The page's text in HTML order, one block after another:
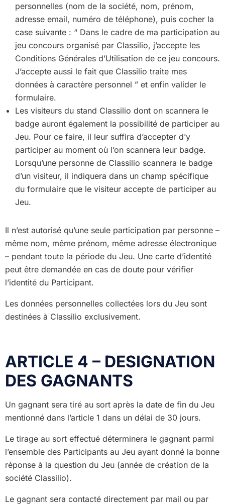
personnelles (nom de la société, nom, prénom,
adresse email, numéro de téléphone), puis cocher la
case suivante : “ Dans le cadre de ma participation au
jeu concours organisé par Classilio, j’accepte les
Conditions Générales d’Utilisation de ce jeu concours.
J’accepte aussi le fait que Classilio traite mes
données à caractère personnel ” et enfin valider le
formulaire.
Les visiteurs du stand Classilio dont on scannera le
badge auront également la possibilité de participer au
Jeu. Pour ce faire, il leur suffira d’accepter d’y
participer au moment où l’on scannera leur badge.
Lorsqu’une personne de Classilio scannera le badge
d’un visiteur, il indiquera dans un champ spécifique
du formulaire que le visiteur accepte de participer au
Jeu.
Il n’est autorisé qu’une seule participation par personne –
même nom, même prénom, même adresse électronique
– pendant toute la période du Jeu. Une carte d’identité
peut être demandée en cas de doute pour vérifier
l’identité du Participant.
Les données personnelles collectées lors du Jeu sont
destinées à Classilio exclusivement.
ARTICLE 4 – DESIGNATION
DES GAGNANTS
Un gagnant sera tiré au sort après la date de fin du Jeu
mentionné dans l’article 1 dans un délai de 30 jours.
Le tirage au sort effectué déterminera le gagnant parmi
l’ensemble des Participants au Jeu ayant donné la bonne
réponse à la question du Jeu (année de création de la
société Classilio).
Le gagnant sera contacté directement par mail ou par